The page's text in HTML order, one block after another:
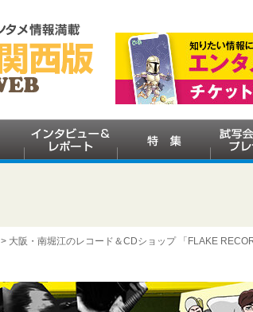
> 大阪・南堀江のレコード＆CDショップ 「FLAKE